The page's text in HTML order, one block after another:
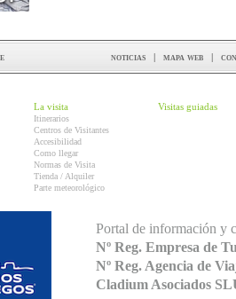
noticias | mapa web |
La visita
Itinerarios
Centros de Visitantes
Accesibilidad
Como llegar
Normas de Visita
Tienda / Alquiler
Parte meteorológico
Visitas guiadas
Portal de información y
Nº Reg. Empresa de
Nº Reg. Agencia de
Cladium Asociados